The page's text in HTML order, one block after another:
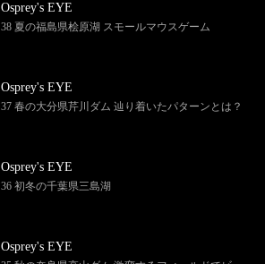
Osprey's EYE
38 夏の福島県桧原湖 スモールマウスゲーム
Osprey's EYE
37 春の大分県芹川ダム 辿り着いたパターンとは？
Osprey's EYE
36 初冬の千葉県三島湖
Osprey's EYE